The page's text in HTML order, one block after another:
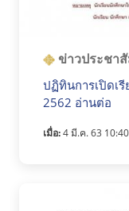
ข่าวประชา
ปฏิทินการเปิดเ
2562 อ่านต่อ
เมื่อ:4 มี.ค. 63 10:40